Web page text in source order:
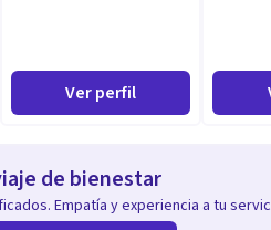
(amplio y confortable
Ver perfil
de bienestar
Empatía y experiencia a tu